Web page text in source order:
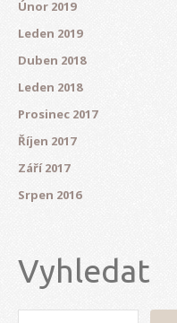
Únor 2019
Leden 2019
Duben 2018
Leden 2018
Prosinec 2017
Říjen 2017
Září 2017
Srpen 2016
Vyhledat